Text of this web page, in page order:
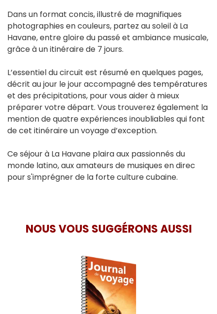
Dans un format concis, illustré de magnifiques
photographies en couleurs, partez au soleil à La
Havane, entre gloire du passé et ambiance musicale,
grâce à un itinéraire de 7 jours.
L’essentiel du circuit est résumé en quelques pages,
décrit au jour le jour accompagné des températures
et des précipitations, pour vous aider à mieux
préparer votre départ. Vous trouverez également la
mention de quatre expériences inoubliables qui font
de cet itinéraire un voyage d’exception.
Ce séjour à La Havane plaira aux passionnés du
monde latino, aux amateurs de musiques en direc
pour s'imprégner de la forte culture cubaine.
NOUS VOUS SUGGÉRONS AUSSI